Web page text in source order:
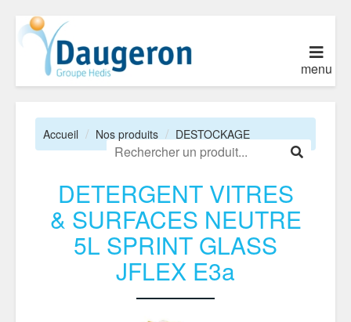
menu
Accueil Nos produits DESTOCKAGE
DETERGENT VITRES
& SURFACES NEUTRE
5L SPRINT GLASS
JFLEX E3a